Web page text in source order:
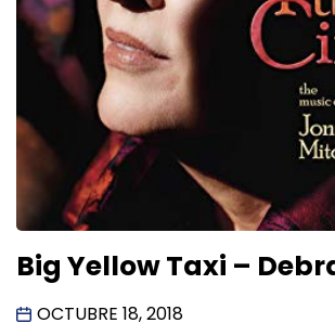
Big Yellow Taxi –
OCTUBRE 18, 2018